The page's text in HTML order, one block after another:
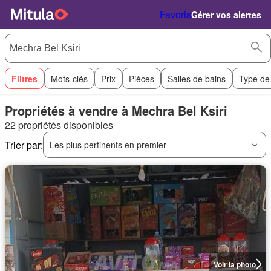
FavorisGérer vos alertes
Filtres Mots-clés Prix Pièces Salles de bains Type
Propriétés à vendre à Mechra Bel Ksiri
22 propriétés disponibles
Trier par:
Les plus pertinents en premier
Voir la photo